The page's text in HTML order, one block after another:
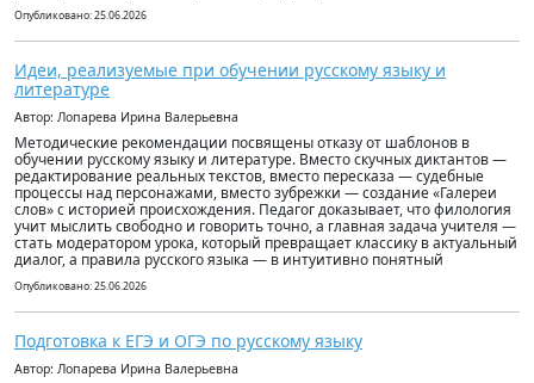
Опубликовано: 25.06.2026
Идеи, реализуемые при обучении русскому языку и
литературе
Автор: Лопарева Ирина Валерьевна
Методические рекомендации посвящены отказу от шаблонов в
обучении русскому языку и литературе. Вместо скучных диктантов —
редактирование реальных текстов, вместо пересказа — судебные
процессы над персонажами, вместо зубрежки — создание «Галереи
слов» с историей происхождения. Педагог доказывает, что филология
учит мыслить свободно и говорить точно, а главная задача учителя —
стать модератором урока, который превращает классику в актуальный
диалог, а правила русского языка — в интуитивно понятный
Опубликовано: 25.06.2026
Подготовка к ЕГЭ и ОГЭ по русскому языку
Автор: Лопарева Ирина Валерьевна